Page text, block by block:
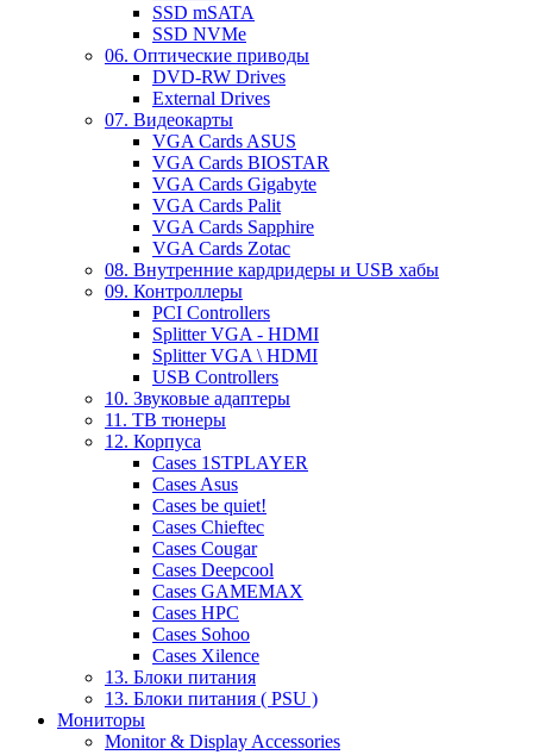
SSD mSATA
SSD NVMe
06. Оптические приводы
DVD-RW Drives
External Drives
07. Видеокарты
VGA Cards ASUS
VGA Cards BIOSTAR
VGA Cards Gigabyte
VGA Cards Palit
VGA Cards Sapphire
VGA Cards Zotac
08. Внутренние кардридеры и USB хабы
09. Контроллеры
PCI Controllers
Splitter VGA - HDMI
Splitter VGA \ HDMI
USB Controllers
10. Звуковые адаптеры
11. ТВ тюнеры
12. Корпуса
Cases 1STPLAYER
Cases Asus
Cases be quiet!
Cases Chieftec
Cases Cougar
Cases Deepcool
Cases GAMEMAX
Cases HPC
Cases Sohoo
Cases Xilence
13. Блоки питания
13. Блоки питания ( PSU )
Мониторы
Monitor & Display Accessories